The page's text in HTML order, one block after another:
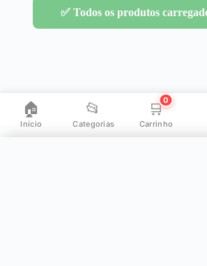
🏠
Início
📂
Categorias
🛒
Carrinho
0
✅ Todos os produtos